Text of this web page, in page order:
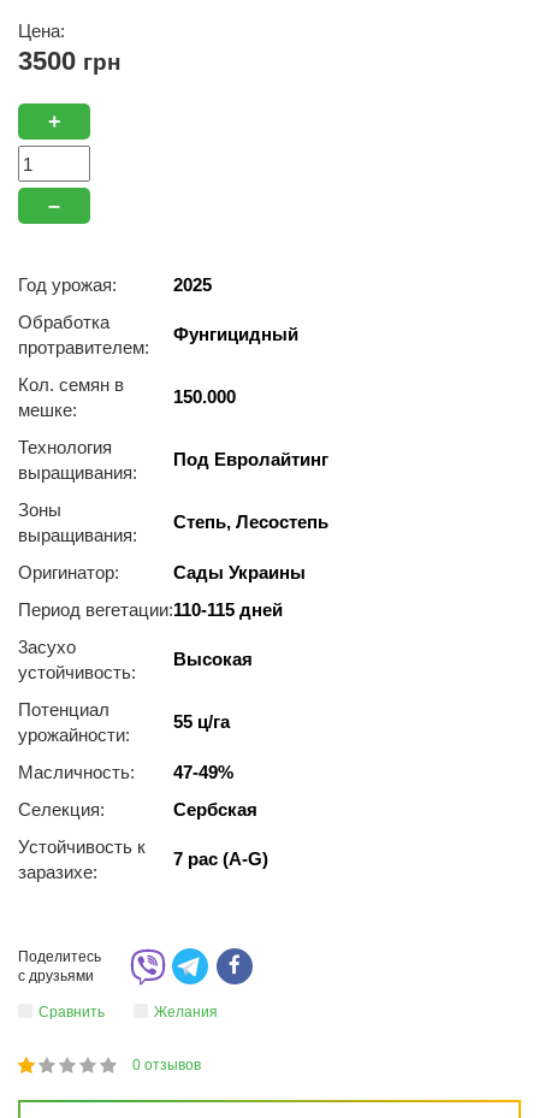
Цена:
3500 грн
+
–
Год урожая:
2025
Обработка
протравителем:
Фунгицидный
Кол. семян в
мешке:
150.000
Технология
выращивания:
Под Евролайтинг
Зоны
выращивания:
Степь, Лесостепь
Оригинатор:
Сады Украины
Период вегетации:110-115 дней
3acуxo
уcтoйчивocть:
Высокая
Потенциал
урожайности:
55 ц/га
Масличность:
47-49%
Селекция:
Сербская
Устойчивость к
заразихе:
7 рас (A-G)
Поделитесь
с друзьями
Сравнить Желания
20
1
2
3
4
5 0 отзывов